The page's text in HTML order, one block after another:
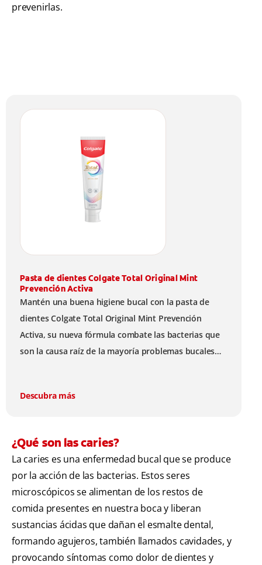
prevenirlas.
Pasta de dientes Colgate Total Original Mint
Prevención Activa
Mantén una buena higiene bucal con la pasta de
dientes Colgate Total Original Mint Prevención
Activa, su nueva fórmula combate las bacterias que
son la causa raíz de la mayoría problemas bucales
Descubra más
¿Qué son las caries?
La caries es una enfermedad bucal que se produce
por la acción de las bacterias. Estos seres
microscópicos se alimentan de los restos de
comida presentes en nuestra boca y liberan
sustancias ácidas que dañan el esmalte dental,
formando agujeros, también llamados cavidades, y
provocando síntomas como dolor de dientes y